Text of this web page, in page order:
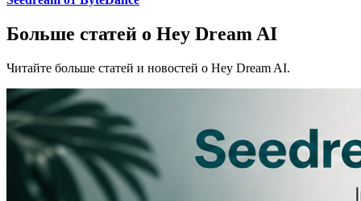
Больше статей о Hey Dream AI
Читайте больше статей и новостей о Hey Dream AI.